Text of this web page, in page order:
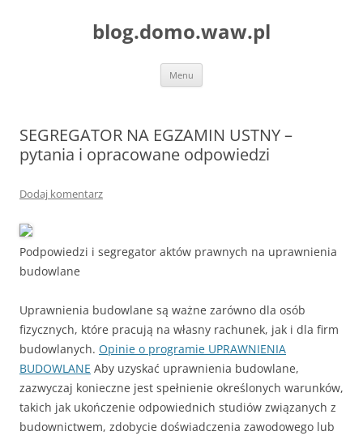
blog.domo.waw.pl
Menu
SEGREGATOR NA EGZAMIN USTNY –
pytania i opracowane odpowiedzi
Dodaj komentarz
Podpowiedzi i segregator aktów prawnych na uprawnienia
budowlane
Uprawnienia budowlane są ważne zarówno dla osób
fizycznych, które pracują na własny rachunek, jak i dla firm
budowlanych. Opinie o programie UPRAWNIENIA
BUDOWLANE Aby uzyskać uprawnienia budowlane,
zazwyczaj konieczne jest spełnienie określonych warunków,
takich jak ukończenie odpowiednich studiów związanych z
budownictwem, zdobycie doświadczenia zawodowego lub